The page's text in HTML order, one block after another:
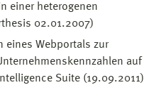
einer heterogenen
02.01.2007)
eines Webportals zur
auf
Suite (19.09.2011)